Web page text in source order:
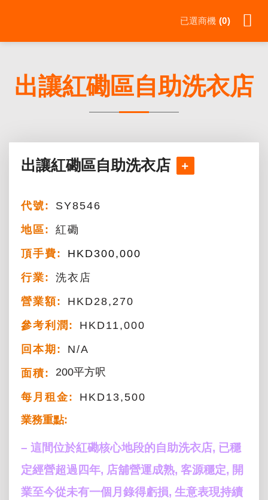
已選商機 0
出讓紅磡區自助洗衣店
出讓紅磡區自助洗衣店
代號:
SY8546
地區:
紅磡
頂手費:
HKD300,000
行業:
洗衣店
營業額:
HKD28,270
參考利潤:
HKD11,000
回本期:
N/A
面積:
200平方呎
每月租金:
HKD13,500
業務重點:
– 這間位於紅磡核心地段的自助洗衣店, 已穩
定經營超過四年, 店舖營運成熟, 客源穩定, 開
業至今從未有一個月錄得虧損, 生意表現持續